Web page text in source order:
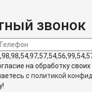
звонок
на обработку своих
с политикой